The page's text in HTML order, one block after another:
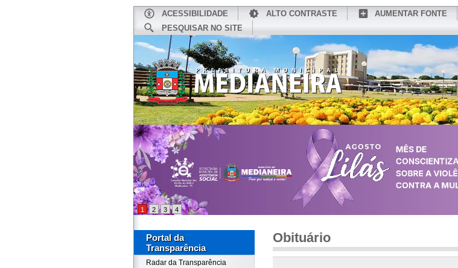
ACESSIBILIDADE ALTO CONTRASTE AUMENTAR FONTE
PESQUISAR NO SITE
CONHEÇA MEDIANEIRA
1 2 3 4
Portal da
Transparência
Radar da Transparência
Obituário